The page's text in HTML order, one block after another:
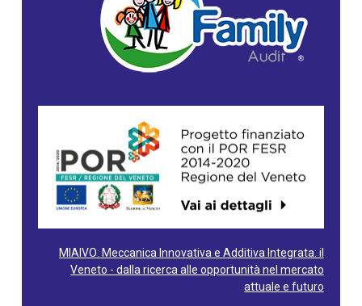
MIAIVO: Meccanica Innovativa e Additiva Integrata: il
Veneto - dalla ricerca alle opportunità nel mercato
attuale e futuro